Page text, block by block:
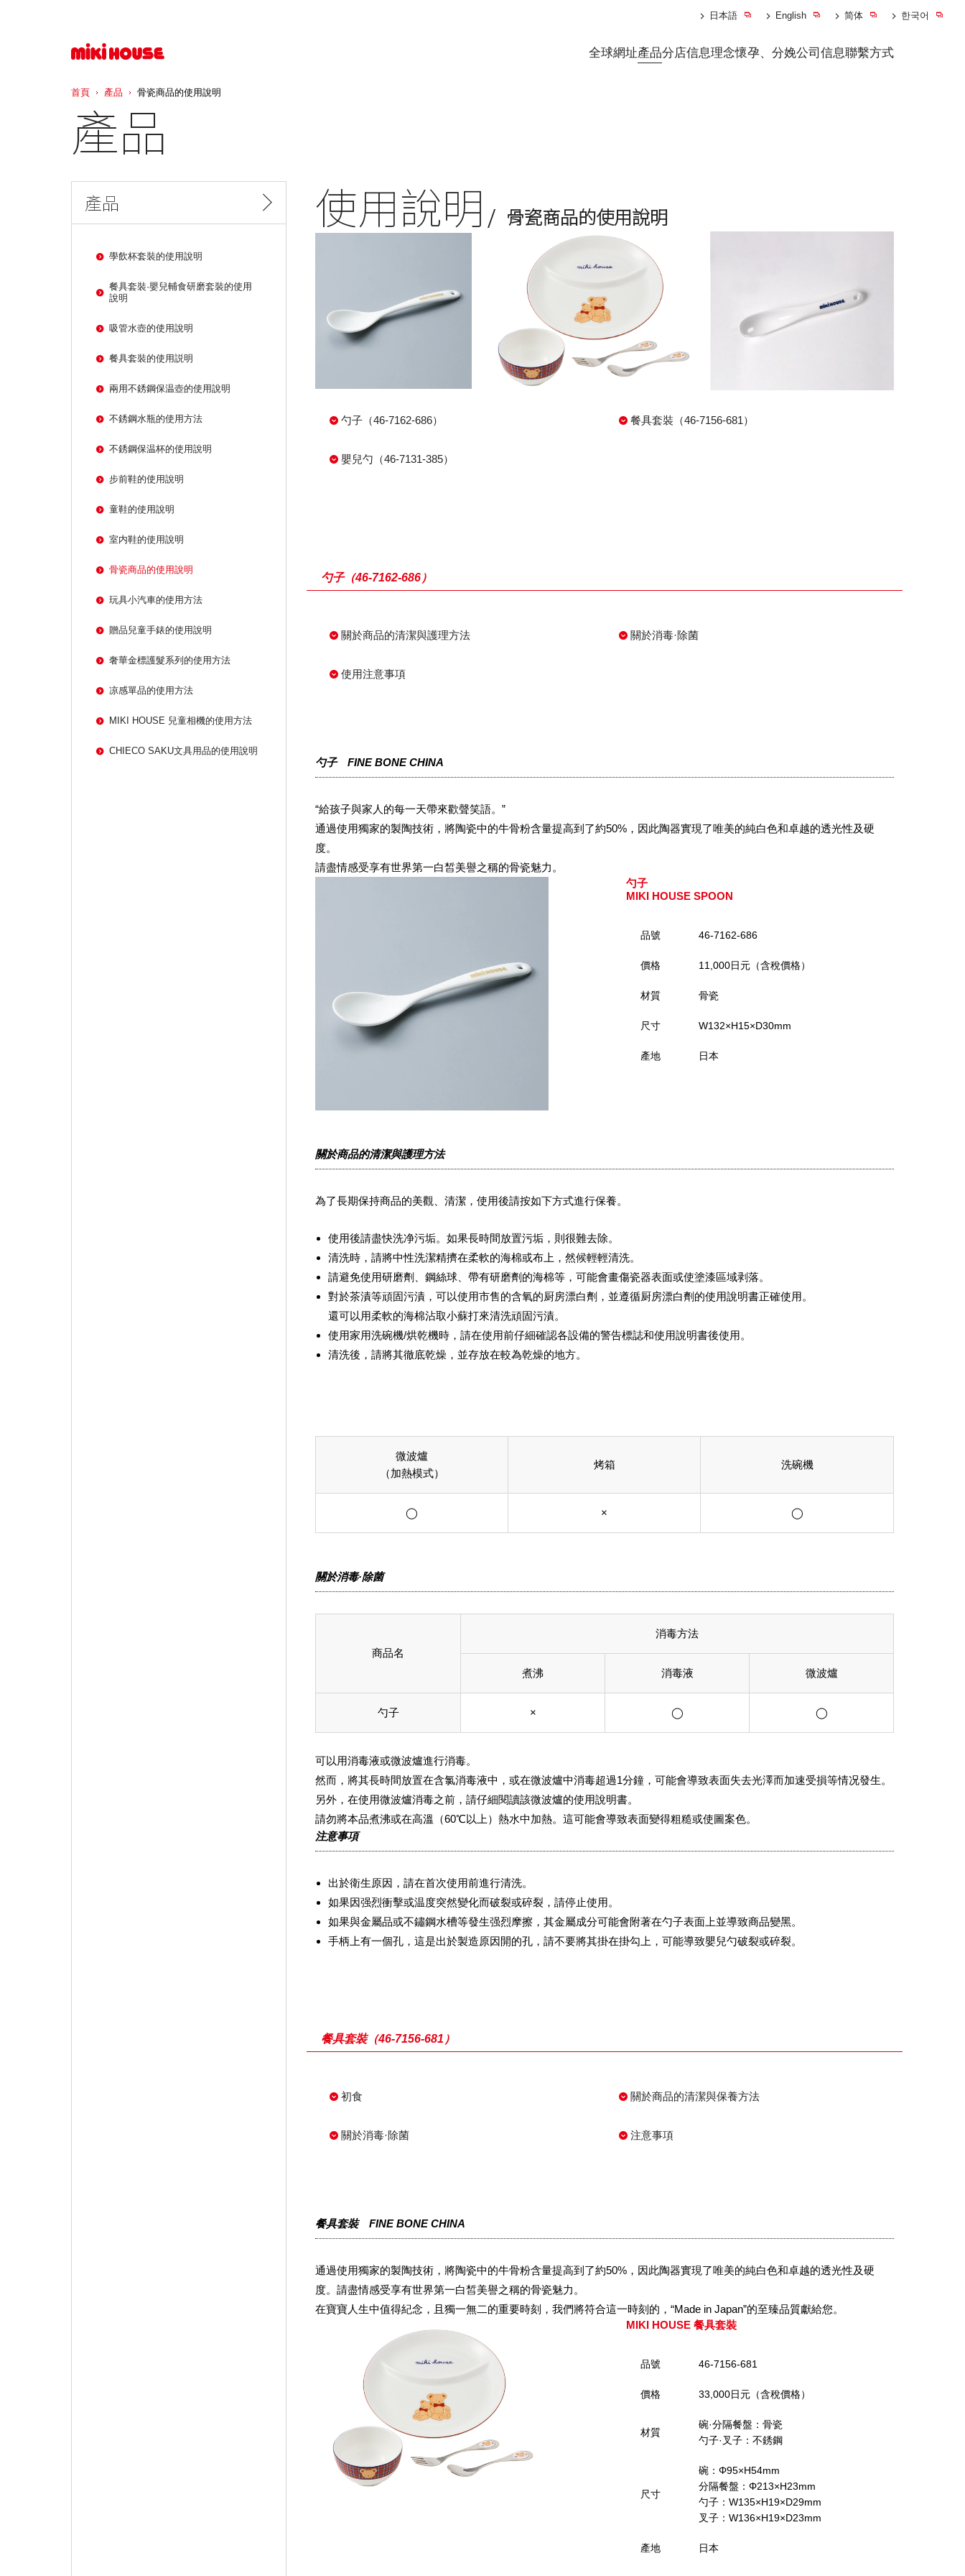
全球網址產品分店信息理念懷孕、分娩公司信息聯繫方式
日本語 English 简体 한국어
產品
使用說明 骨瓷商品的使用說明
勺子（46-7162-686） 餐具套裝（46-7156-681）
嬰兒勺（46-7131-385）
勺子（46-7162-686）
關於商品的清潔與護理方法 關於消毒·除菌
使用注意事項
勺子 FINE BONE CHINA
“給孩子與家人的每一天帶來歡聲笑語。”
通過使用獨家的製陶技術，將陶瓷中的牛骨粉含量提高到了約50%，因此陶器實現了唯美的純白色和卓越的透光性及硬
度。
請盡情感受享有世界第一白皙美譽之稱的骨瓷魅力。
勺子
MIKI HOUSE SPOON
品號 46-7162-686
價格 11,000日元（含稅價格）
材質 骨瓷
尺寸 W132×H15×D30mm
產地 日本
關於商品的清潔與護理方法
為了長期保持商品的美觀、清潔，使用後請按如下方式進行保養。
使用後請盡快洗净污垢。如果長時間放置污垢，則很難去除。
清洗時，請將中性洗潔精擠在柔軟的海棉或布上，然候輕輕清洗。
請避免使用研磨劑、鋼絲球、帶有研磨劑的海棉等，可能會畫傷瓷器表面或使塗漆區域剥落。
對於茶漬等頑固污漬，可以使用市售的含氧的厨房漂白劑，並遵循厨房漂白劑的使用說明書正確使用。
還可以用柔軟的海棉沾取小蘇打來清洗頑固污漬。
使用家用洗碗機/烘乾機時，請在使用前仔細確認各設備的警告標誌和使用說明書後使用。
清洗後，請將其徹底乾燥，並存放在較為乾燥的地方。
微波爐
（加熱模式）
烤箱 洗碗機
◯ × ◯
關於消毒·除菌
商品名
消毒方法
煮沸 消毒液 微波爐
勺子 × ◯ ◯
可以用消毒液或微波爐進行消毒。
然而，將其長時間放置在含氯消毒液中，或在微波爐中消毒超過1分鐘，可能會導致表面失去光澤而加速受損等情况發生。
另外，在使用微波爐消毒之前，請仔細閱讀該微波爐的使用說明書。
請勿將本品煮沸或在高溫（60℃以上）熱水中加熱。這可能會導致表面變得粗糙或使圖案色。
注意事項
出於衛生原因，請在首次使用前進行清洗。
如果因强烈衝擊或温度突然變化而破裂或碎裂，請停止使用。
如果與金屬品或不鏽鋼水槽等發生强烈摩擦，其金屬成分可能會附著在勺子表面上並導致商品變黑。
手柄上有一個孔，這是出於製造原因開的孔，請不要將其掛在掛勾上，可能導致嬰兒勺破裂或碎裂。
餐具套裝（46-7156-681）
初食 關於商品的清潔與保養方法
關於消毒·除菌 注意事項
餐具套裝 FINE BONE CHINA
通過使用獨家的製陶技術，將陶瓷中的牛骨粉含量提高到了約50%，因此陶器實現了唯美的純白色和卓越的透光性及硬
度。請盡情感受享有世界第一白皙美譽之稱的骨瓷魅力。
在寶寶人生中值得紀念，且獨一無二的重要時刻，我們將符合這一時刻的，“Made in Japan”的至臻品質獻給您。
MIKI HOUSE 餐具套裝
品號 46-7156-681
價格 33,000日元（含稅價格）
材質
碗·分隔餐盤：骨瓷
勺子·叉子：不銹鋼
尺寸
碗：Φ95×H54mm
分隔餐盤：Φ213×H23mm
勺子：W135×H19×D29mm
叉子：W136×H19×D23mm
產地 日本
產品
學飲杯套裝的使用說明
餐具套裝·嬰兒輔食研磨套裝的使用
說明
吸管水壺的使用說明
餐具套裝的使用説明
兩用不銹鋼保温壺的使用說明
不銹鋼水瓶的使用方法
不銹鋼保温杯的使用說明
步前鞋的使用說明
童鞋的使用說明
室内鞋的使用說明
骨瓷商品的使用說明
玩具小汽車的使用方法
贈品兒童手錶的使用說明
奢華金標護髮系列的使用方法
凉感單品的使用方法
MIKI HOUSE 兒童相機的使用方法
CHIECO SAKU文具用品的使用說明
首頁 產品 骨瓷商品的使用說明